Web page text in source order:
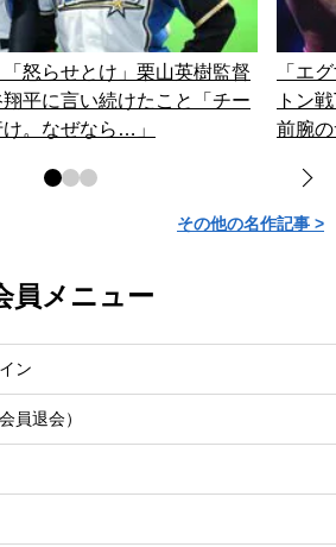
「怒らせとけ」栗山英樹監督
平に言い続けたこと「チー
。なぜなら…」
「エ
トン
前腕
その他の名作記事 >
員メニュー
ン
員退会）